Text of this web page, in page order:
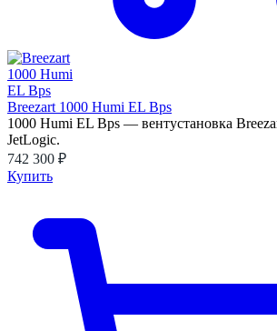
Breezart 1000 Humi EL Bps
1000 Humi EL Bps — вентустановка
JetLogic.
742 300 ₽
Купить